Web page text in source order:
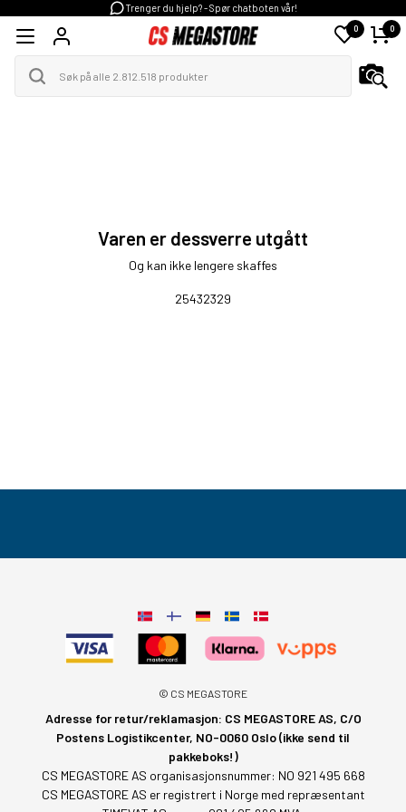
Trenger du hjelp? - Spør chatboten vår!
0 0
Varen er dessverre utgått
Og kan ikke lengere skaffes
25432329
© CS MEGASTORE
Adresse for retur/reklamasjon: CS MEGASTORE AS, C/O
Postens Logistikcenter, NO-0060 Oslo (ikke send til
pakkeboks!)
CS MEGASTORE AS organisasjonsnummer: NO 921 495 668
CS MEGASTORE AS er registrert i Norge med repræsentant